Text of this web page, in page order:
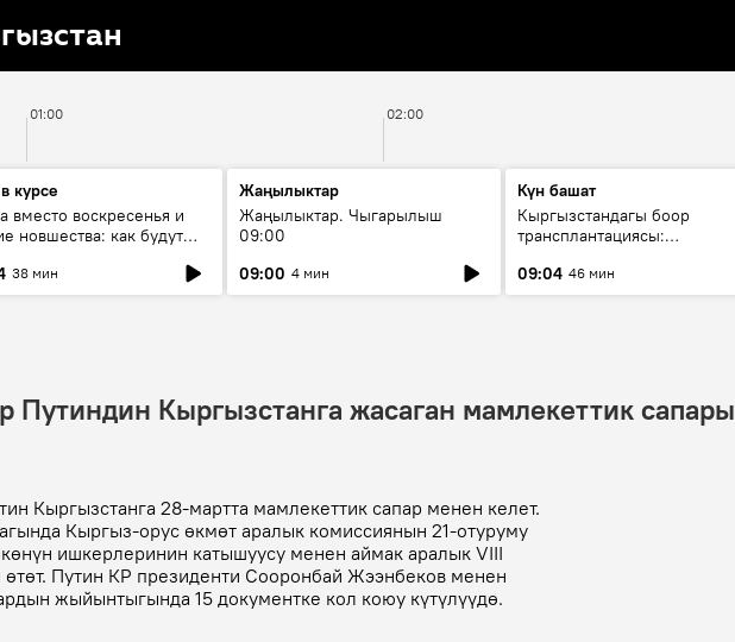
01:00 02:00
курсе
вместо воскресенья и
новшества: как будут
38 мин
Жаңылыктар
Жаңылыктар. Чыгарылыш
09:00
09:00 4 мин
Күн башат
Кыргызстандагы боор
трансплантациясы:
келечеги
09:04 46 мин
Путиндин Кыргызстанга жасаган мамлекеттик сапары
Кыргызстанга 28-мартта мамлекеттик сапар менен келет.
Кыргыз-орус өкмөт аралык комиссиянын 21-отуруму
ишкерлеринин катышуусу менен аймак аралык VIII
Путин КР президенти Сооронбай Жээнбеков менен
жыйынтыгында 15 документке кол коюу күтүлүүдө.